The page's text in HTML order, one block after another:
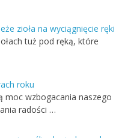
zioła na wyciągnięcie ręki
tuż pod ręką, które
roku
moc wzbogacania naszego
radości …